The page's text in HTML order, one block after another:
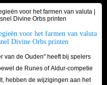
om aan te sluiten bij de
Sommige zijn gewijzigd of
niet langer nodig voor toegang
voor het farmen van valuta
Divine Orbs printen
van de Ouden" heeft bij spelers
de Runes of Aldur-competie
hebben de wijzigingen aan het